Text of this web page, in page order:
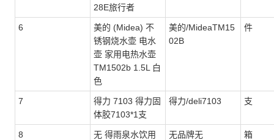
28E旅行者
6
美的 (Midea) 不
锈钢烧水壶 电水
壶 家用电热水壶
TM1502b 1.5L 白
色
美的/MideaTM15
02B
件
7
得力 7103 得力固
体胶7103*1支
得力/deli7103 支
8
无 得雨泉水饮用
无品牌无 箱